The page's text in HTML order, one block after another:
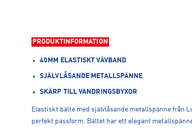
PRODUKTINFORMATION
40MM ELASTISKT VÄVBAND
SJÄLVLÅSANDE METALLSPÄNNE
SKÄRP TILL VANDRINGSBYXOR
Elastiskt bälte med självlåsande metallspänne från
perfekt passform. Bältet har ett elegant